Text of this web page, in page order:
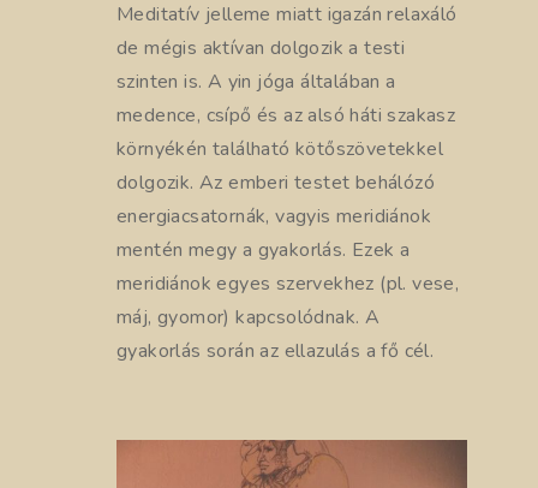
Meditatív jelleme miatt igazán relaxáló
de mégis aktívan dolgozik a testi
szinten is. A yin jóga általában a
medence, csípő és az alsó háti szakasz
környékén található kötőszövetekkel
dolgozik. Az emberi testet behálózó
energiacsatornák, vagyis meridiánok
mentén megy a gyakorlás. Ezek a
meridiánok egyes szervekhez (pl. vese,
máj, gyomor) kapcsolódnak. A
gyakorlás során az ellazulás a fő cél.